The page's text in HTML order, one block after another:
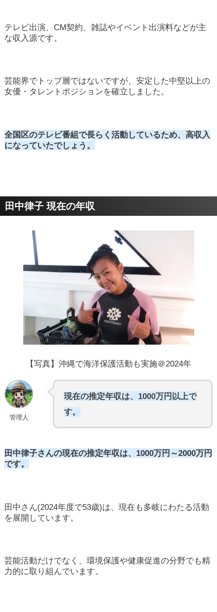
テレビ出演、 CM契約、 雑誌やイベント 出演料などが主
な収入 源です。
芸能界で トップ層ではないですが、 安定 した中堅以上の
女優・ タレント ポジションを確立しました。
全国区のテレビ番組で長らく活動しているため、高収入
になっていたでしょう。
田中律子 現在の年収
【写真】沖縄で海洋保護活動も実施＠2024年
管理人
現在の推定年収は、1000万円以上で
す。
田中律子さんの現在の推定年収は、1000万円～2000万円
です。
田中 さん(2024年度で53歳)は、 現在 も多岐にわたる活動
を展開 しています。
芸能活動だけでなく、 環境保護や健康促進の分野でも精
力的に取り 組んでい ます。